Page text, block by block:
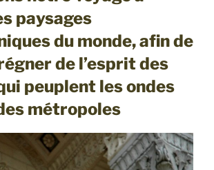
paysages
du monde, afin de
de l’esprit des
peuplent les ondes
métropoles